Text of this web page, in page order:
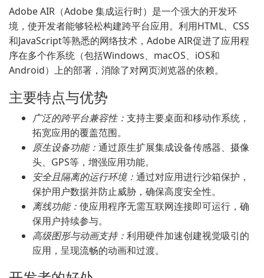
Adobe AIR（Adobe 集成运行时）是一个强大的开发环
境，使开发者能够轻松构建跨平台应用。利用HTML、CSS
和JavaScript等熟悉的网络技术，Adobe AIR促进了应用程
序在多个作系统（包括Windows、macOS、iOS和
Android）上的部署，消除了对网页浏览器的依赖。
主要特点与优势
广泛的跨平台兼容性： 支持主要桌面和移动作系统，
拓宽应用的覆盖范围。
原生设备功能： 通过原生扩展集成设备传感器、摄像
头、GPS等，增强应用功能。
安全且隔离的运行环境： 通过对应用进行沙箱保护，
保护用户数据并防止威胁，确保高度安全性。
离线功能： 使应用程序无需互联网连接即可运行，确
保用户持续参与。
高级图形与动画支持： 利用硬件加速创建视觉吸引的
应用，呈现流畅的动画和过渡。